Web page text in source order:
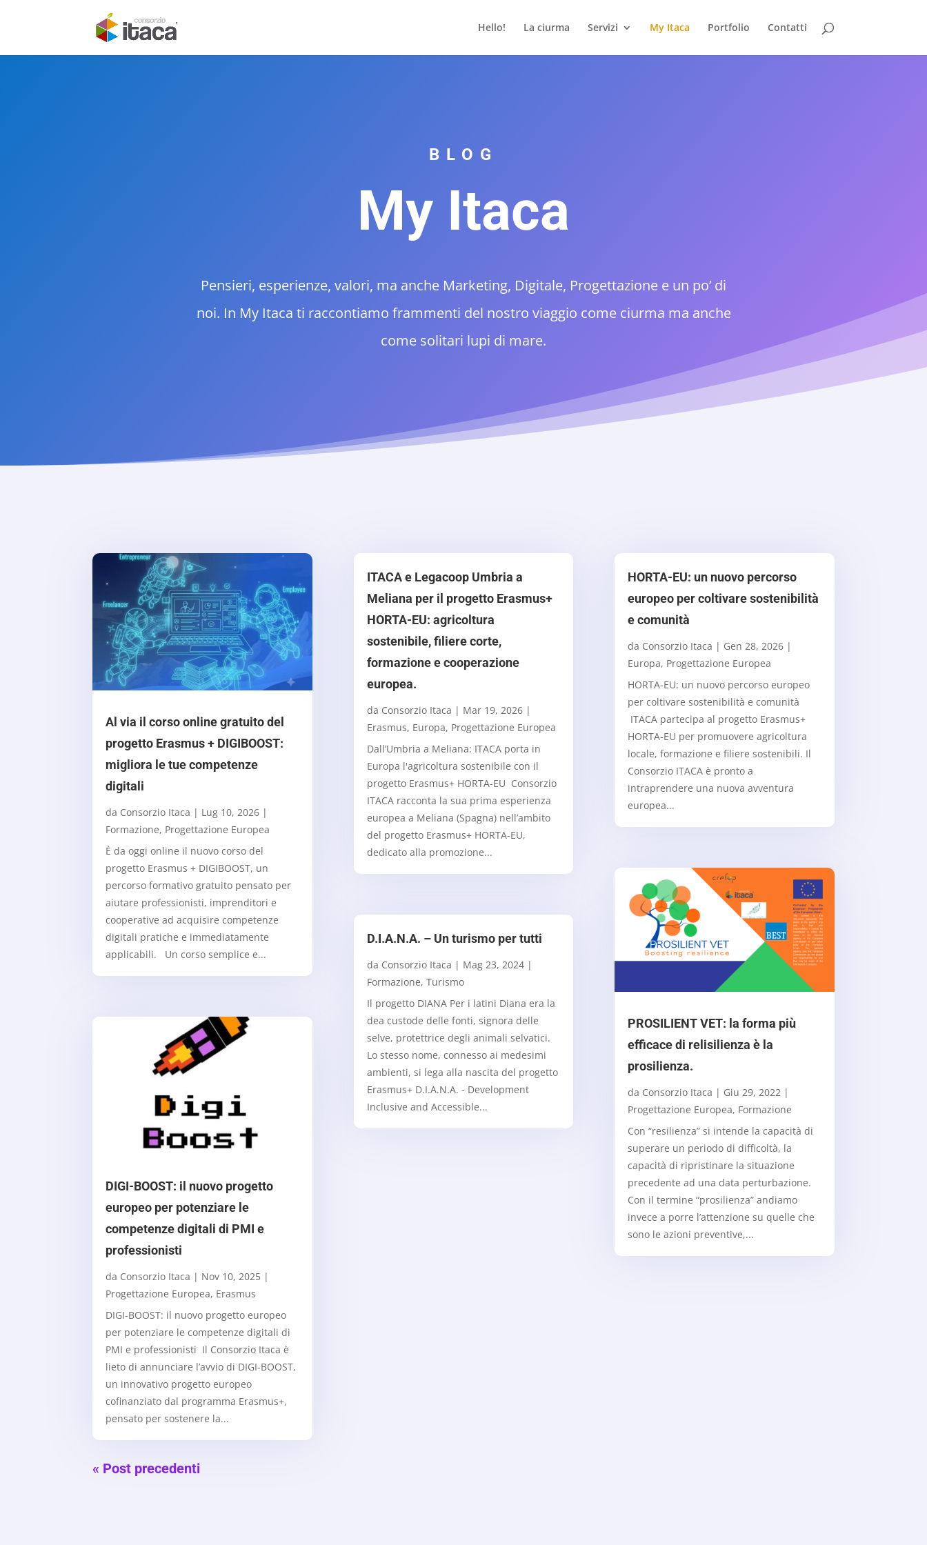
Hello! La ciurma Servizi My Itaca Portfolio Contatti
BLOG
My Itaca
Pensieri, esperienze, valori, ma anche Marketing, Digitale, Progettazione e un po’ di
noi. In My Itaca ti raccontiamo frammenti del nostro viaggio come ciurma ma anche
come solitari lupi di mare.
Al via il corso online gratuito del
progetto Erasmus + DIGIBOOST:
migliora le tue competenze
digitali
da Consorzio Itaca | Lug 10, 2026 |
Formazione, Progettazione Europea
È da oggi online il nuovo corso del
progetto Erasmus + DIGIBOOST, un
percorso formativo gratuito pensato per
aiutare professionisti, imprenditori e
cooperative ad acquisire competenze
digitali pratiche e immediatamente
applicabili. Un corso semplice e...
DIGI-BOOST: il nuovo progetto
europeo per potenziare le
competenze digitali di PMI e
professionisti
da Consorzio Itaca | Nov 10, 2025 |
Progettazione Europea, Erasmus
DIGI-BOOST: il nuovo progetto europeo
per potenziare le competenze digitali di
PMI e professionisti Il Consorzio Itaca è
lieto di annunciare l’avvio di DIGI-BOOST,
un innovativo progetto europeo
cofinanziato dal programma Erasmus+,
pensato per sostenere la...
ITACA e Legacoop Umbria a
Meliana per il progetto Erasmus+
HORTA-EU: agricoltura
sostenibile, filiere corte,
formazione e cooperazione
europea.
da Consorzio Itaca | Mar 19, 2026|
Erasmus, Europa, Progettazione Europea
Dall’Umbria a Meliana: ITACA porta in
Europa l'agricoltura sostenibile con il
progetto Erasmus+ HORTA-EU Consorzio
ITACA racconta la sua prima esperienza
europea a Meliana (Spagna) nell’ambito
del progetto Erasmus+ HORTA-EU,
dedicato alla promozione...
D.I.A.N.A. – Un turismo per tutti
da Consorzio Itaca | Mag 23, 2024|
Formazione, Turismo
Il progetto DIANA Per i latini Diana era la
dea custode delle fonti, signora delle
selve, protettrice degli animali selvatici.
Lo stesso nome, connesso ai medesimi
ambienti, si lega alla nascita del progetto
Erasmus+ D.I.A.N.A. - Development
Inclusive and Accessible...
HORTA-EU: un nuovo percorso
europeo per coltivare sostenibilità
e comunità
da Consorzio Itaca | Gen 28, 2026|
Europa, Progettazione Europea
HORTA-EU: un nuovo percorso europeo
per coltivare sostenibilità e comunità
ITACA partecipa al progetto Erasmus+
HORTA-EU per promuovere agricoltura
locale, formazione e filiere sostenibili. Il
Consorzio ITACA è pronto a
intraprendere una nuova avventura
europea...
PROSILIENT VET: la forma più
efficace di relisilienza è la
prosilienza.
da Consorzio Itaca | Giu 29, 2022 |
Progettazione Europea, Formazione
Con “resilienza” si intende la capacità di
superare un periodo di difficoltà, la
capacità di ripristinare la situazione
precedente ad una data perturbazione.
Con il termine “prosilienza” andiamo
invece a porre l’attenzione su quelle che
sono le azioni preventive,...
« Post precedenti